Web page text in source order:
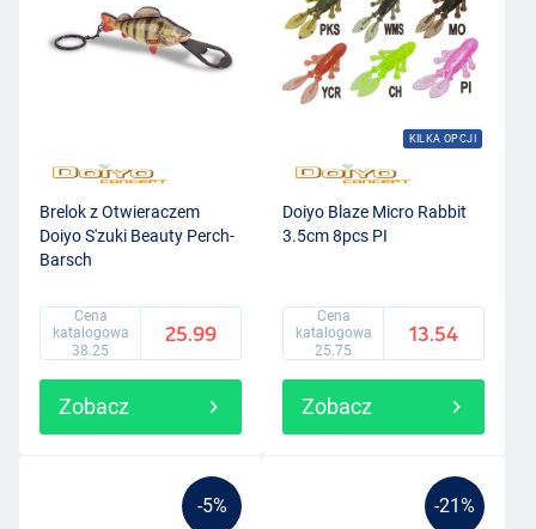
Brelok z Otwieraczem
Doiyo S'zuki Beauty Perch-
Barsch
Cena
katalogowa
38.25
25.99
Zobacz
KILKA OPCJI
Doiyo Blaze Micro Rabbit
3.5cm 8pcs PI
Cena
katalogowa
25.75
13.54
Zobacz
-5% -21%